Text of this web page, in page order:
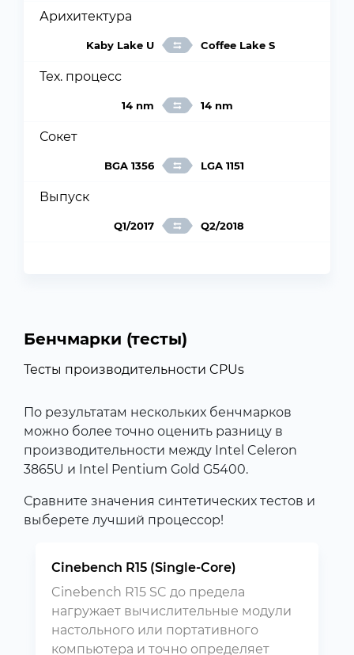
Арихитектура
Kaby Lake U Coffee Lake S
Тех. процесс
14 nm 14 nm
Сокет
BGA 1356 LGA 1151
Выпуск
Q1/2017 Q2/2018
Бенчмарки (тесты)
Тесты производительности CPUs
По результатам нескольких бенчмарков
можно более точно оценить разницу в
производительности между Intel Celeron
3865U и Intel Pentium Gold G5400.
Сравните значения синтетических тестов и
выберете лучший процессор!
Cinebench R15 (Single-Core)
Cinebench R15 SC до предела
нагружает вычислительные модули
настольного или портативного
компьютера и точно определяет